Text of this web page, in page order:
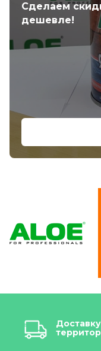
Сделаем
дешевле!